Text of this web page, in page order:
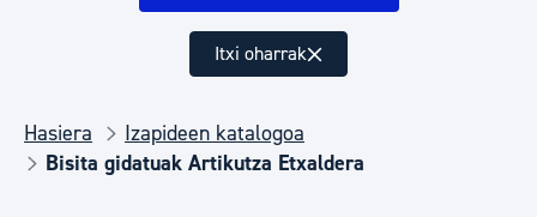
Itxi oharrak
Hasiera
Izapideen katalogoa
Bisita gidatuak Artikutza Etxaldera